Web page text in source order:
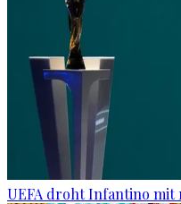
UEFA droht Infantino